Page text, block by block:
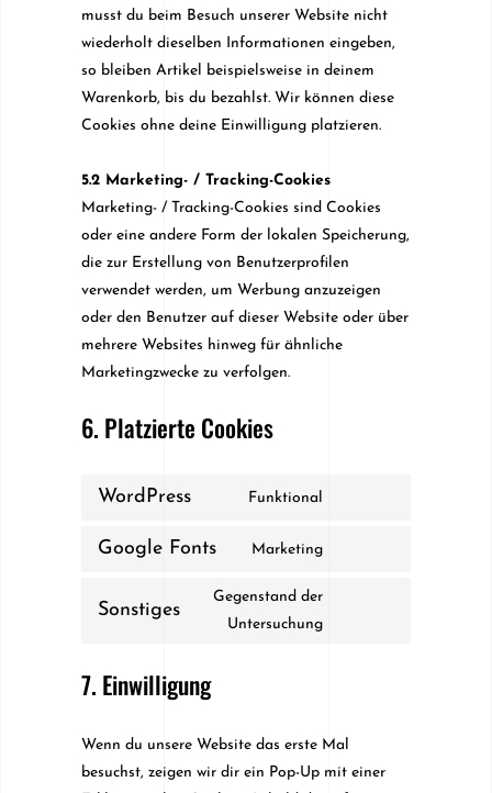
musst du beim Besuch unserer Website nicht
wiederholt dieselben Informationen eingeben,
so bleiben Artikel beispielsweise in deinem
Warenkorb, bis du bezahlst. Wir können diese
Cookies ohne deine Einwilligung platzieren.
5.2 Marketing- / Tracking-Cookies
Marketing- / Tracking-Cookies sind Cookies
oder eine andere Form der lokalen Speicherung,
die zur Erstellung von Benutzerprofilen
verwendet werden, um Werbung anzuzeigen
oder den Benutzer auf dieser Website oder über
mehrere Websites hinweg für ähnliche
Marketingzwecke zu verfolgen.
6. Platzierte Cookies
WordPress Funktional
Google Fonts Marketing
Sonstiges
Gegenstand der
Untersuchung
7. Einwilligung
Wenn du unsere Website das erste Mal
besuchst, zeigen wir dir ein Pop-Up mit einer